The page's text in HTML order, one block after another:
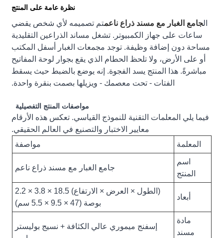
نظرة عامة على المنتج
الجامع الغبار مع مسند ذراع ناعمتم تصميمه لأي شخص يقضي
ساعات على جهاز الكمبيوتر. تشغل مساند الذراعين التقليدية
مساحة دون إضافة وظيفة. توجد مجمعات الغبار أسفل المكتب
أو على الأرض، ولا تلحظ الحطام الذي يقع بجوار لوحة المفاتيح
مباشرةً. هذا المنتج يسد الفجوة. إنه يوضع بالضبط حيث يسقط
الفتات - تحت معصمك - ويزيلها بصمت بنقرة واحدة.
مواصفات المنتج التفصيلية
فيما يلي المعلمات التقنية للنموذج القياسي. تعكس هذه الأرقام
معايير الاختبار والتصنيع في العالم الحقيقي.
المعلمة
مواصفة
اسم
المنتج
جامع الغبار مع مسند ذراع ناعم
أبعاد
(الطول × العرض × الارتفاع) 18.5 × 3.8 × 2.2
بوصة (47 × 9.5 × 5.5 سم)
مادة
مسند
إسفنج ميموري عالي الكثافة + نسيج بوليستر